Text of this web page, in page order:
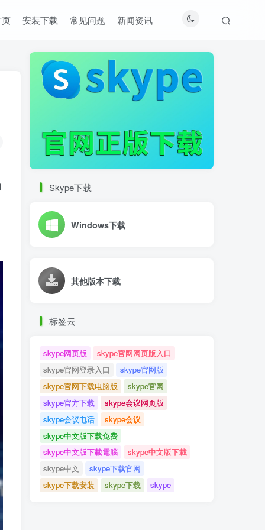
安装下载 常见问题 新闻资讯
Skype下载
Windows下载
其他版本下载
标签云
skype网页版
skype官网网页版入口
skype官网登录入口
skype官网版
skype官网下载电脑版
skype官网
skype官方下载
skype会议网页版
skype会议电话
skype会议
skype中文版下载免费
skype中文版下載電腦
skype中文版下載
skype中文
skype下载官网
skype下载安装
skype下载 skype